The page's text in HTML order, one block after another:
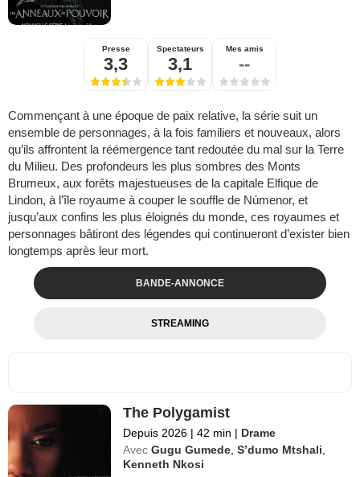
Presse
3,3
Spectateurs
3,1
Mes amis
--
Commençant à une époque de paix relative, la série suit un
ensemble de personnages, à la fois familiers et nouveaux, alors
qu’ils affrontent la réémergence tant redoutée du mal sur la Terre
du Milieu. Des profondeurs les plus sombres des Monts
Brumeux, aux forêts majestueuses de la capitale Elfique de
Lindon, à l’île royaume à couper le souffle de Númenor, et
jusqu’aux confins les plus éloignés du monde, ces royaumes et
personnages bâtiront des légendes qui continueront d’exister bien
longtemps après leur mort.
BANDE-ANNONCE
STREAMING
The Polygamist
Depuis 2026 | 42 min | Drame
Avec Gugu Gumede ,S’dumo Mtshali
Kenneth Nkosi